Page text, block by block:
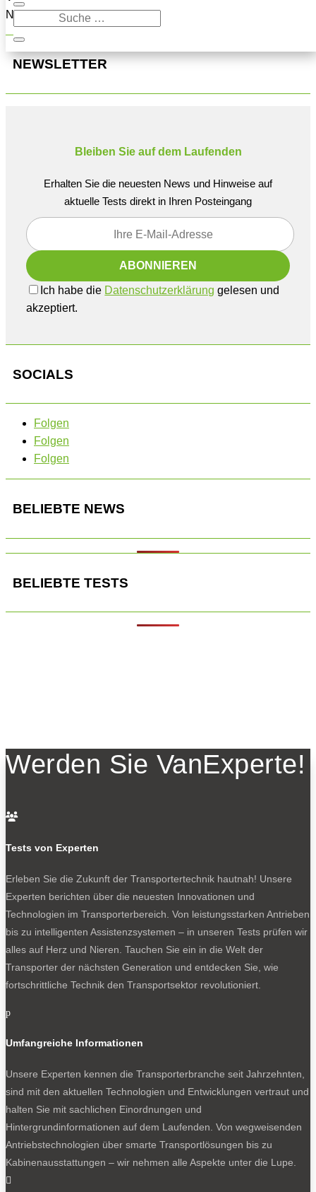
Navigation oben, um den Beitrag zu finden.
NEWSLETTER
Bleiben Sie auf dem Laufenden
Erhalten Sie die neuesten News und Hinweise auf
aktuelle Tests direkt in Ihren Posteingang
Ich habe die Datenschutzerklärung gelesen und
akzeptiert.
SOCIALS
Folgen
Folgen
Folgen
BELIEBTE NEWS
BELIEBTE TESTS
Werden Sie VanExperte!

Tests von Experten
Erleben Sie die Zukunft der Transportertechnik hautnah! Unsere
Experten berichten über die neuesten Innovationen und
Technologien im Transporterbereich. Von leistungsstarken Antrieben
bis zu intelligenten Assistenzsystemen – in unseren Tests prüfen wir
alles auf Herz und Nieren. Tauchen Sie ein in die Welt der
Transporter der nächsten Generation und entdecken Sie, wie
fortschrittliche Technik den Transportsektor revolutioniert.
p
Umfangreiche Informationen
Unsere Experten kennen die Transporterbranche seit Jahrzehnten,
sind mit den aktuellen Technologien und Entwicklungen vertraut und
halten Sie mit sachlichen Einordnungen und
Hintergrundinformationen auf dem Laufenden. Von wegweisenden
Antriebstechnologien über smarte Transportlösungen bis zu
Kabinenausstattungen – wir nehmen alle Aspekte unter die Lupe.
